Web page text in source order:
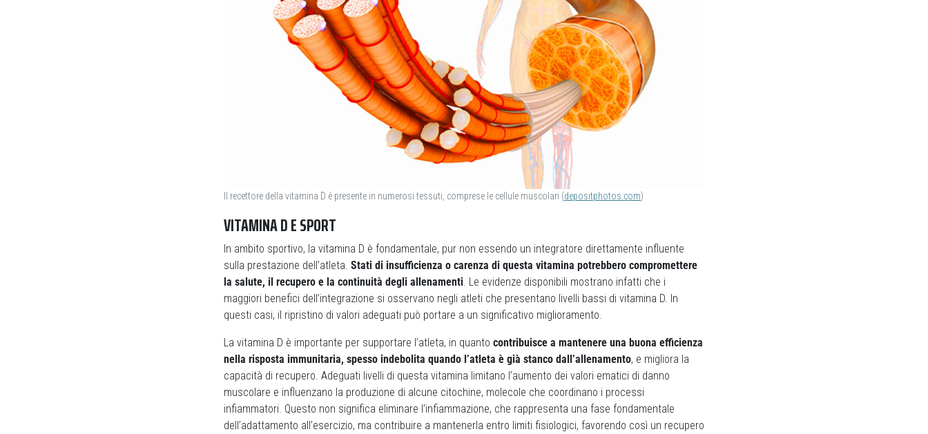
Il recettore della vitamina D è presente in numerosi tessuti, comprese le cellule muscolari (depositphotos.com)
VITAMINA D E SPORT
In ambito sportivo, la vitamina D è fondamentale, pur non essendo un integratore direttamente influente
sulla prestazione dell’atleta. Stati di insufficienza o carenza di questa vitamina potrebbero compromettere
la salute, il recupero e la continuità degli allenamenti. Le evidenze disponibili mostrano infatti che i
maggiori benefici dell’integrazione si osservano negli atleti che presentano livelli bassi di vitamina D. In
questi casi, il ripristino di valori adeguati può portare a un significativo miglioramento.
La vitamina D è importante per supportare l’atleta, in quanto contribuisce a mantenere una buona efficienza
nella risposta immunitaria, spesso indebolita quando l’atleta è già stanco dall’allenamento, e migliora la
capacità di recupero. Adeguati livelli di questa vitamina limitano l’aumento dei valori ematici di danno
muscolare e influenzano la produzione di alcune citochine, molecole che coordinano i processi
infiammatori. Questo non significa eliminare l’infiammazione, che rappresenta una fase fondamentale
dell’adattamento all’esercizio, ma contribuire a mantenerla entro limiti fisiologici, favorendo così un recupero